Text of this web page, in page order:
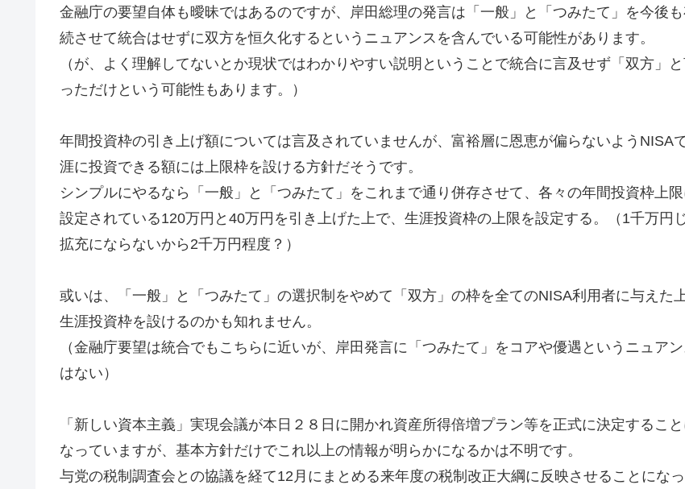
金融庁の要望自体も曖昧ではあるのですが、岸田総理の発言は「一般」と「つみたて」を今後
続させて統合はせずに双方を恒久化するというニュアンスを含んでいる可能性があります。
（が、よく理解してないとか現状ではわかりやすい説明ということで統合に言及せず「双方」
っただけという可能性もあります。）
年間投資枠の引き上げ額については言及されていませんが、富裕層に恩恵が偏らないようNISA
涯に投資できる額には上限枠を設ける方針だそうです。
シンプルにやるなら「一般」と「つみたて」をこれまで通り併存させて、各々の年間投資枠上限
設定されている120万円と40万円を引き上げた上で、生涯投資枠の上限を設定する。（1千万円
拡充にならないから2千万円程度？）
或いは、「一般」と「つみたて」の選択制をやめて「双方」の枠を全てのNISA利用者に与えた
生涯投資枠を設けるのかも知れません。
（金融庁要望は統合でもこちらに近いが、岸田発言に「つみたて」をコアや優遇というニュアン
はない）
「新しい資本主義」実現会議が本日２８日に開かれ資産所得倍増プラン等を正式に決定すること
なっていますが、基本方針だけでこれ以上の情報が明らかになるかは不明です。
与党の税制調査会との協議を経て12月にまとめる来年度の税制改正大綱に反映させることにな